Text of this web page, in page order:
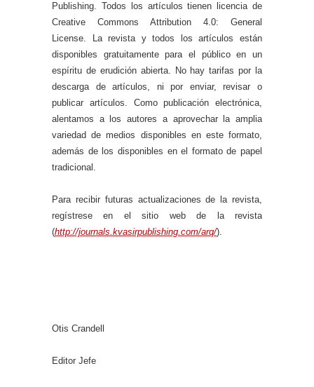
Publishing. Todos los artículos tienen licencia de
Creative Commons Attribution 4.0: General
License. La revista y todos los artículos están
disponibles gratuitamente para el público en un
espíritu de erudición abierta. No hay tarifas por la
descarga de artículos, ni por enviar, revisar o
publicar artículos. Como publicación electrónica,
alentamos a los autores a aprovechar la amplia
variedad de medios disponibles en este formato,
además de los disponibles en el formato de papel
tradicional.
Para recibir futuras actualizaciones de la revista,
regístrese en el sitio web de la revista
(http://journals.kvasirpublishing.com/arq/).
Otis Crandell
Editor Jefe